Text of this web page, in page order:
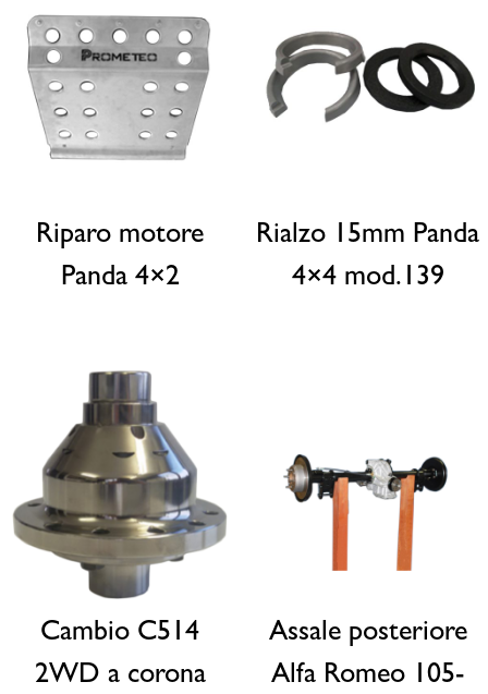
Riparo motore
Panda 4×2
Rialzo 15mm Panda
4×4 mod.139
Cambio C514
2WD a corona
Assale posteriore
Alfa Romeo 105-